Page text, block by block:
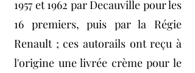
1957 et 1962 par Decauville pour les
16 premiers, puis par la Régie
Renault ; ces autorails ont reçu à
l'origine une livrée crème pour le